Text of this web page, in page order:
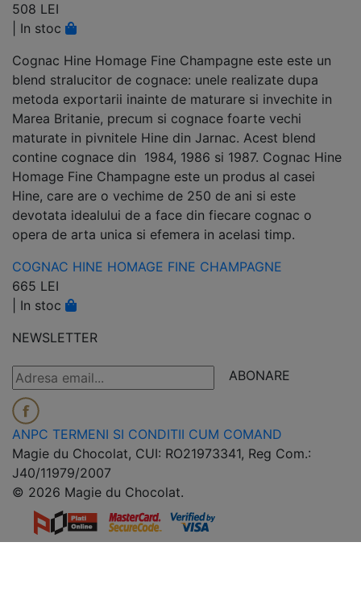
508 LEI
In stoc
Cognac Hine Homage Fine Champagne este este un
blend stralucitor de cognace: unele realizate dupa
metoda exportarii inainte de maturare si invechite in
Marea Britanie, precum si cognace foarte vechi
maturate in pivnitele Hine din Jarnac. Acest blend
contine cognace din 1984, 1986 si 1987. Cognac Hine
Homage Fine Champagne este un produs al casei
Hine, care are o vechime de 250 de ani si este
devotata idealului de a face din fiecare cognac o
opera de arta unica si efemera in acelasi timp.
COGNAC HINE HOMAGE FINE CHAMPAGNE
665 LEI
In stoc
NEWSLETTER
ABONARE
ANPC TERMENI SI CONDITII CUM COMAND
Magie du Chocolat, CUI: RO21973341, Reg Com.:
J40/11979/2007
© 2026 Magie du Chocolat.